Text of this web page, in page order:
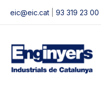
eic@eic.cat 93 319 23 00